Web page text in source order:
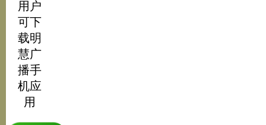
用户
可下
载明
慧广
播手
机应
用